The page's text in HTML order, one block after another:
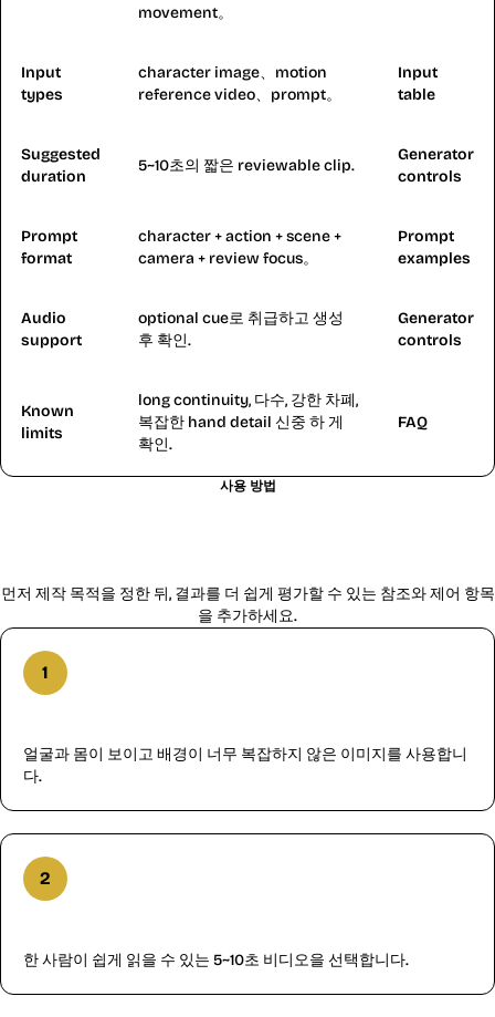
movement。
Input
types
character image、motion
reference video、prompt。
Input
table
Suggested
duration
5~10초의 짧은 reviewable clip.
Generator
controls
Prompt
format
character + action + scene +
camera + review focus。
Prompt
examples
Audio
support
optional cue로 취급하고 생성
후 확인.
Generator
controls
Known
limits
long continuity, 다수, 강한 차폐,
복잡한 hand detail 신중 하 게
확인.
FAQ
사용 방법
먼저 제작 목적을 정한 뒤, 결과를 더 쉽게 평가할 수 있는 참조와 제어 항목
을 추가하세요.
1
얼굴과 몸이 보이고 배경이 너무 복잡하지 않은 이미지를 사용합니
다.
2
한 사람이 쉽게 읽을 수 있는 5~10초 비디오을 선택합니다.